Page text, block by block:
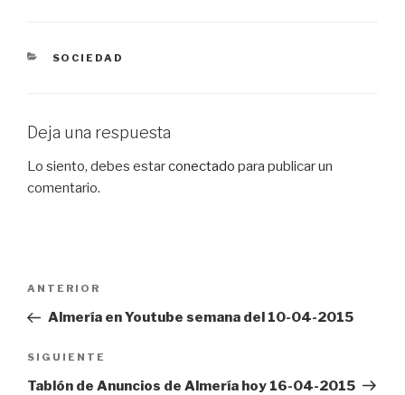
CATEGORÍAS
SOCIEDAD
Deja una respuesta
Lo siento, debes estarconectado para publicar un
comentario.
entradas
Entrada
anterior:
ANTERIOR
Almería en Youtube semana del 10-04-2015
Siguiente
entrada
SIGUIENTE
Tablón de Anuncios de Almería hoy 16-04-2015